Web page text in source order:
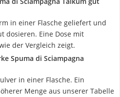
in einer Flasche geliefert und
dosieren. Eine Dose mit
der Vergleich zeigt.
Spuma di Sciampagna
in einer Flasche. Ein
Menge aus unserer Tabelle